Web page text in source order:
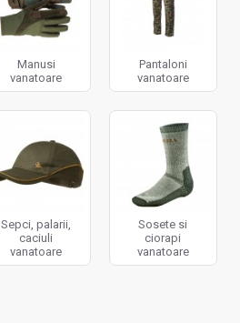
Manusi
vanatoare
Pantaloni
vanatoare
Sepci, palarii,
caciuli
vanatoare
Sosete si
ciorapi
vanatoare